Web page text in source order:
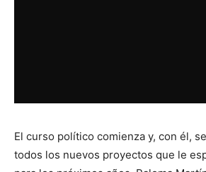
El curso político comienza y, con él,
todos los nuevos proyectos que le